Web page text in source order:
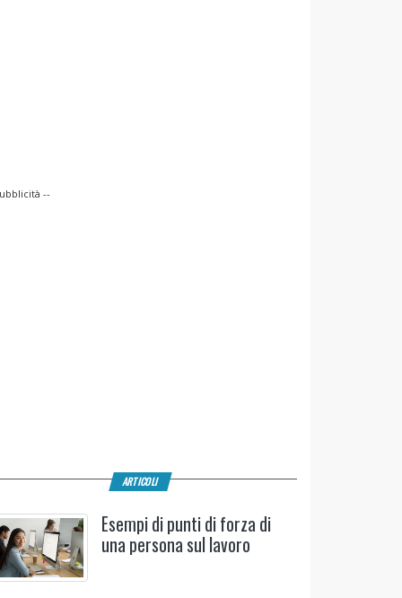
--
ARTICOLI
Esempi di punti di forza di
una persona sul lavoro